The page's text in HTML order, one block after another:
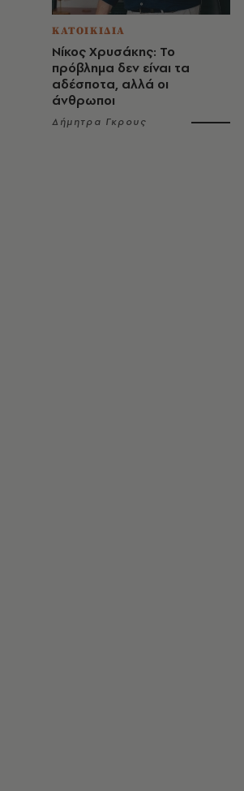
ΚΑΤΟΙΚΙΔΙΑ
Νίκος Χρυσάκης: Το
πρόβλημα δεν είναι τα
αδέσποτα, αλλά οι
άνθρωποι
Δήμητρα Γκρους